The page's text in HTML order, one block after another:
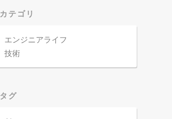
カテゴリ
エンジニアライフ
技術
タグ